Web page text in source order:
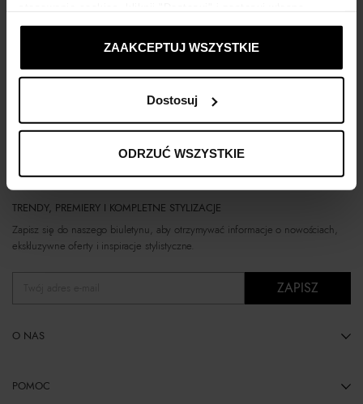
ustawienia prywatności.
ZAAKCEPTUJ WSZYSTKIE
Dostosuj
ODRZUĆ WSZYSTKIE
TRENDY, PREMIERY I KOMPLETNE STYLIZACJE
Zapisz się do naszego biuletynu, aby otrzymywać informacje o nowościach,
ekskluzywne oferty i inspiracje stylistyczne.
ZAPISZ
O NAS
POMOC